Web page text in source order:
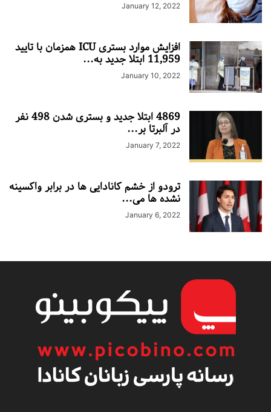
January 12, 2022
افزایش موارد بستری ICU همزمان با تایید
11,959 ابتلا جدید به...
January 10, 2022
4869 ابتلا جدید و بستری شدن 498 نفر
در آلبرتا بر...
January 7, 2022
ترودو از خشم کانادایی ها در برابر واکسینه
نشده ها می...
January 6, 2022